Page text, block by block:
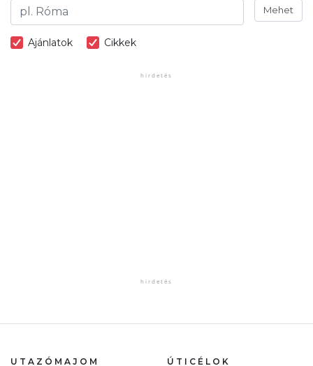
Mehet
Ajánlatok Cikkek
UTAZÓMAJOM ÚTICÉLOK